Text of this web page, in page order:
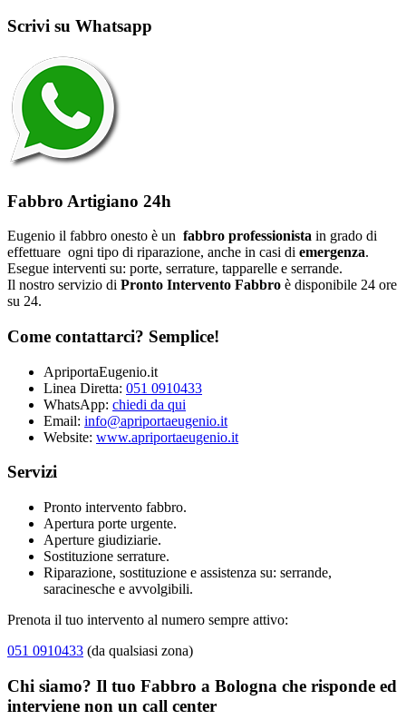
Scrivi su Whatsapp
Fabbro Artigiano 24h
Eugenio il fabbro onesto è un fabbro professionista in grado di
effettuare ogni tipo di riparazione, anche in casi di emergenza.
Esegue interventi su: porte, serrature, tapparelle e serrande.
Il nostro servizio di Pronto Intervento Fabbro è disponibile 24 ore
su 24.
Come contattarci? Semplice!
ApriportaEugenio.it
Linea Diretta: 051 0910433
WhatsApp: chiedi da qui
Email: info@apriportaeugenio.it
Website: www.apriportaeugenio.it
Servizi
Pronto intervento fabbro.
Apertura porte urgente.
Aperture giudiziarie.
Sostituzione serrature.
Riparazione, sostituzione e assistenza su: serrande,
saracinesche e avvolgibili.
Prenota il tuo intervento al numero sempre attivo:
051 0910433 (da qualsiasi zona)
Chi siamo? Il tuo Fabbro a Bologna che risponde ed
interviene non un call center